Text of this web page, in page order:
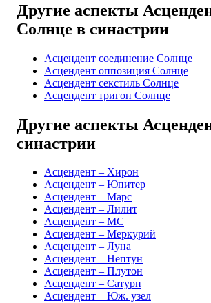
Другие аспекты
Солнце в синастрии
Асцендент соединение Солнце
Асцендент оппозиция Солнце
Асцендент секстиль Солнце
Асцендент тригон Солнце
Другие аспекты
синастрии
Асцендент – Хирон
Асцендент – Юпитер
Асцендент – Марс
Асцендент – Лилит
Асцендент – MC
Асцендент – Меркурий
Асцендент – Луна
Асцендент – Нептун
Асцендент – Плутон
Асцендент – Сатурн
Асцендент – Юж. узел